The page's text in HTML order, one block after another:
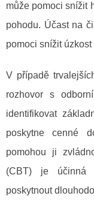
může pomoci snížit
pohodu. Účast na
pomoci snížit
V případě
rozhovor s
identifikovat
poskytne cenné
pomohou ji
(CBT) je účinná
poskytnout